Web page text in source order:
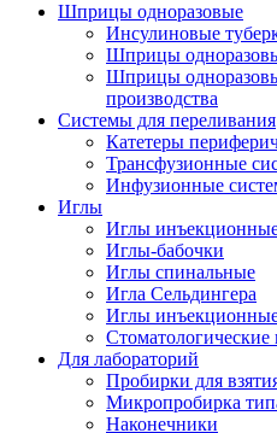
Шприцы одноразовые
Инсулиновые
Шприцы
Шприцы
производства
Системы для переливания
Катетеры
Трансфузионные
Инфузионные
Иглы
Иглы
Иглы-бабочки
Иглы спинальные
Игла Сельдингера
Иглы
Стоматологические
Для лабораторий
Пробирки для
Микропробирка
Наконечники